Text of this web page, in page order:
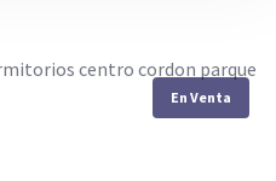
En Venta